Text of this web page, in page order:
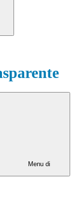
Menu di